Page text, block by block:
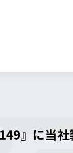
』に当